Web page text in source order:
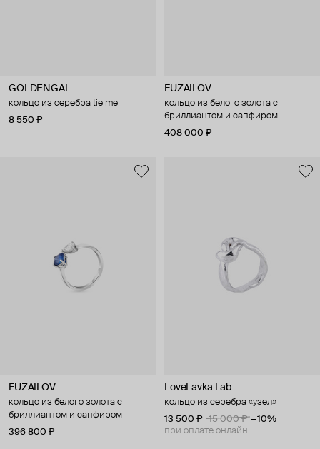
GOLDENGAL
кольцо из серебра tie me
8 550 ₽
FUZAILOV
кольцо из белого золота с
бриллиантом и сапфиром
408 000 ₽
FUZAILOV
кольцо из белого золота с
бриллиантом и сапфиром
396 800 ₽
LoveLavka Lab
кольцо из серебра «узел»
13 500 ₽
15 000 ₽ −10%
при оплате онлайн